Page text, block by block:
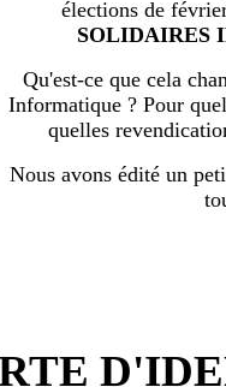
élections de
SOLIDAIRES
Qu'est-ce que cela
Informatique ? Pour
quelles
Nous avons édité un